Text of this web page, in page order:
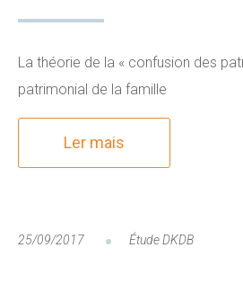
La théorie de la « confusion des
patrimonial de la famille
Ler mais
25/09/2017 Étude DKDB